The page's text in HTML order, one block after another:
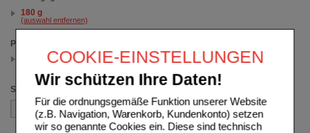
COOKIE-EINSTELLUNGEN
Wir schützen Ihre Daten!
Für die ordnungsgemäße Funktion unserer Website
(z.B. Navigation, Warenkorb, Kundenkonto) setzen
wir so genannte Cookies ein. Diese sind technisch
180 g
(auswahl entfernen)
Preis
5.00 - 9.99
Sortieren nach